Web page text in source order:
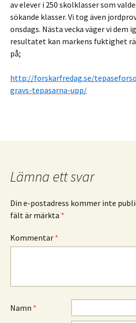
av elever i 250 skolklasser som
sökande klasser. Vi tog även
onsdags. Nästa vecka väger vi dem
resultatet kan markens fuktighet
på;
http://forskarfredag.se/
gravs-tepasarna-upp/
Lämna ett svar
Din e-postadress kommer inte
fält är märkta *
Kommentar *
Namn *